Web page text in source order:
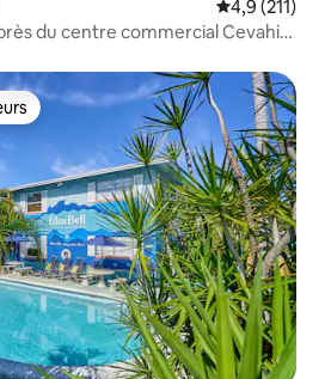
Évaluation
4,9 (211)
du centre commercial Cevahir,